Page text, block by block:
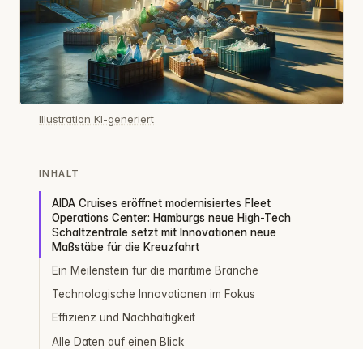
Illustration KI-generiert
INHALT
AIDA Cruises eröffnet modernisiertes Fleet
Operations Center: Hamburgs neue High-Tech
Schaltzentrale setzt mit Innovationen neue
Maßstäbe für die Kreuzfahrt
Ein Meilenstein für die maritime Branche
Technologische Innovationen im Fokus
Effizienz und Nachhaltigkeit
Alle Daten auf einen Blick